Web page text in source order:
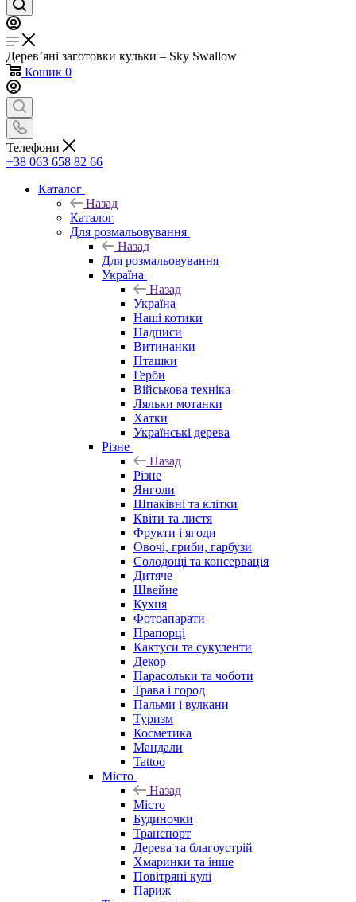
Дерев’яні заготовки кульки – Sky Swallow
Кошик 0
Телефони
+38 063 658 82 66
Каталог
Назад
Каталог
Для розмальовування
Назад
Для розмальовування
Україна
Назад
Україна
Наші котики
Надписи
Витинанки
Пташки
Герби
Військова техніка
Ляльки мотанки
Хатки
Українські дерева
Різне
Назад
Різне
Янголи
Шпаківні та клітки
Квіти та листя
Фрукти і ягоди
Овочі, гриби, гарбузи
Солодощі та консервація
Дитяче
Швейне
Кухня
Фотоапарати
Прапорці
Кактуси та сукуленти
Декор
Парасольки та чоботи
Трава і город
Пальми і вулкани
Туризм
Косметика
Мандали
Tattoo
Місто
Назад
Місто
Будиночки
Транспорт
Дерева та благоустрій
Хмаринки та інше
Повітряні кулі
Париж